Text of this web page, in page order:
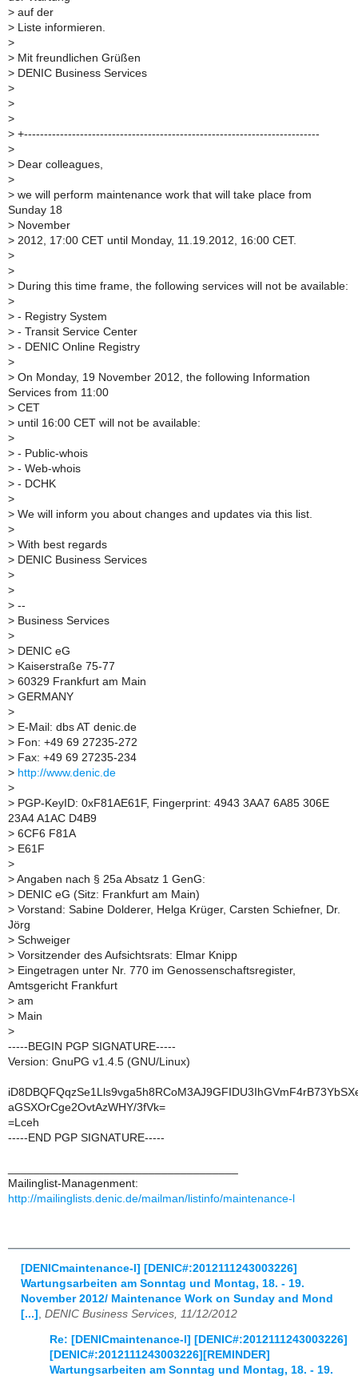
> auf der
> Liste informieren.
>
> Mit freundlichen Grüßen
> DENIC Business Services
>
>
>
> +--------------------------------------------------------------------------
>
> Dear colleagues,
>
> we will perform maintenance work that will take place from
Sunday 18
> November
> 2012, 17:00 CET until Monday, 11.19.2012, 16:00 CET.
>
>
> During this time frame, the following services will not be available:
>
> - Registry System
> - Transit Service Center
> - DENIC Online Registry
>
> On Monday, 19 November 2012, the following Information
Services from 11:00
> CET
> until 16:00 CET will not be available:
>
> - Public-whois
> - Web-whois
> - DCHK
>
> We will inform you about changes and updates via this list.
>
> With best regards
> DENIC Business Services
>
>
> --
> Business Services
>
> DENIC eG
> Kaiserstraße 75-77
> 60329 Frankfurt am Main
> GERMANY
>
> E-Mail: dbs AT denic.de
> Fon: +49 69 27235-272
> Fax: +49 69 27235-234
> http://www.denic.de
>
> PGP-KeyID: 0xF81AE61F, Fingerprint: 4943 3AA7 6A85 306E
23A4 A1AC D4B9
> 6CF6 F81A
> E61F
>
> Angaben nach § 25a Absatz 1 GenG:
> DENIC eG (Sitz: Frankfurt am Main)
> Vorstand: Sabine Dolderer, Helga Krüger, Carsten Schiefner, Dr.
Jörg
> Schweiger
> Vorsitzender des Aufsichtsrats: Elmar Knipp
> Eingetragen unter Nr. 770 im Genossenschaftsregister,
Amtsgericht Frankfurt
> am
> Main
>
-----BEGIN PGP SIGNATURE-----
Version: GnuPG v1.4.5 (GNU/Linux)
aGSXOrCge2OvtAzWHY/3fVk=
=Lceh
-----END PGP SIGNATURE-----
Mailinglist-Managenment:
http://mailinglists.denic.de/mailman/listinfo/maintenance-l
[DENICmaintenance-l] [DENIC#:2012111243003226]
Wartungsarbeiten am Sonntag und Montag, 18. - 19.
November 2012/ Maintenance Work on Sunday and Mond
[...] DENIC Business Services, 11/12/2012
Re: [DENICmaintenance-l] [DENIC#:2012111243003226]
[DENIC#:2012111243003226][REMINDER]
Wartungsarbeiten am Sonntag und Montag, 18. - 19.